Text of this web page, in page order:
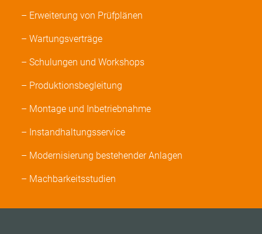
– Erweiterung von Prüfplänen
– Wartungsverträge
– Schulungen und Workshops
– Produktionsbegleitung
– Montage und Inbetriebnahme
– Instandhaltungsservice
– Modernisierung bestehender Anlagen
– Machbarkeitsstudien